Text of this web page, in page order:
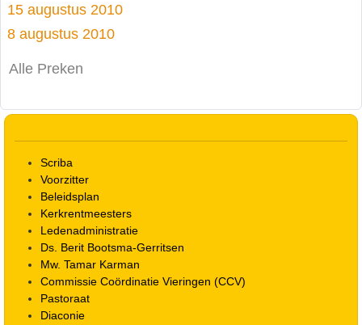
15 augustus 2010
8 augustus 2010
Alle Preken
Scriba
Voorzitter
Beleidsplan
Kerkrentmeesters
Ledenadministratie
Ds. Berit Bootsma-Gerritsen
Mw. Tamar Karman
Commissie Coördinatie Vieringen (CCV)
Pastoraat
Diaconie